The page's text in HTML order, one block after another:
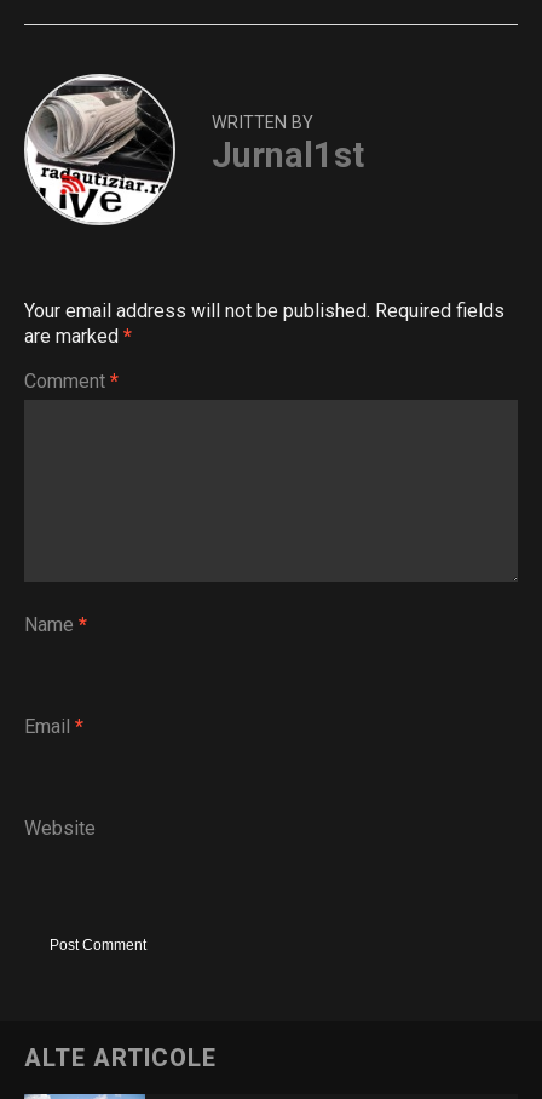
WRITTEN BY
Jurnal1st
Your email address will not be published. Required fields
are marked *
Comment *
Name *
Email *
Website
ALTE ARTICOLE